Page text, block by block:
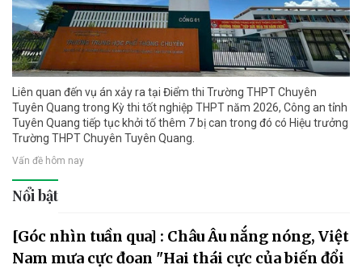
Liên quan đến vụ án xảy ra tại Điểm thi Trường THPT Chuyên
Tuyên Quang trong Kỳ thi tốt nghiệp THPT năm 2026, Công an tỉnh
Tuyên Quang tiếp tục khởi tố thêm 7 bị can trong đó có Hiệu trưởng
Trường THPT Chuyên Tuyên Quang.
Vấn đề hôm nay
Nổi bật
[Góc nhìn tuần qua] : Châu Âu nắng nóng, Việt
Nam mưa cực đoan "Hai thái cực của biến đổi